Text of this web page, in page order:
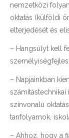
nemzetközi
oktatás (külföldi
elterjedését és
– Hangsúlyt kell
– Napjainkban
színvonalú
tanfolyamok,
– Ahhoz, hogy a